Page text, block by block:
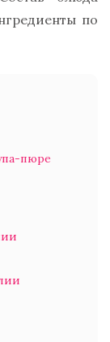
по
пюре